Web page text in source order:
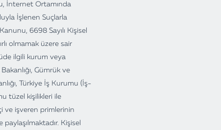
İnternet Ortamında
İşlenen Suçlarla
6698 Sayılı Kişisel
olmamak üzere sair
ilgili kurum veya
Gümrük ve
Türkiye İş Kurumu (İş-
tüzel kişilikleri ile
ve işveren primlerinin
Kişisel